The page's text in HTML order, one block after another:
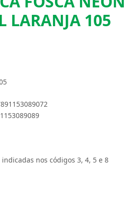
LARANJA 105
nos códigos 3, 4, 5 e 8